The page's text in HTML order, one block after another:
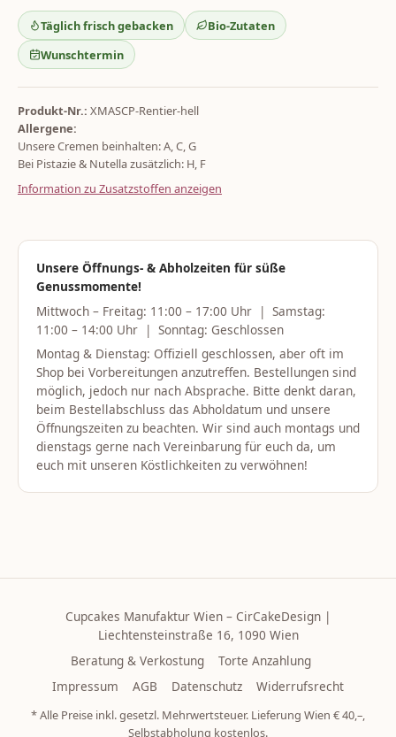
Täglich frisch gebacken
Bio-Zutaten
Wunschtermin
Produkt-Nr.: XMASCP-Rentier-hell
Allergene:
Unsere Cremen beinhalten: A, C, G
Bei Pistazie & Nutella zusätzlich: H, F
Information zu Zusatzstoffen anzeigen
Unsere Öffnungs- & Abholzeiten für süße
Genussmomente!
Mittwoch – Freitag: 11:00 – 17:00 Uhr | Samstag:
11:00 – 14:00 Uhr | Sonntag: Geschlossen
Montag & Dienstag: Offiziell geschlossen, aber oft im
Shop bei Vorbereitungen anzutreffen. Bestellungen sind
möglich, jedoch nur nach Absprache. Bitte denkt daran,
beim Bestellabschluss das Abholdatum und unsere
Öffnungszeiten zu beachten. Wir sind auch montags und
dienstags gerne nach Vereinbarung für euch da, um
euch mit unseren Köstlichkeiten zu verwöhnen!
Cupcakes Manufaktur Wien – CirCakeDesign |
Liechtensteinstraße 16, 1090 Wien
Beratung & Verkostung
Torte Anzahlung
Impressum
AGB Datenschutz Widerrufsrecht
* Alle Preise inkl. gesetzl. Mehrwertsteuer. Lieferung Wien € 40,–,
Selbstabholung kostenlos.